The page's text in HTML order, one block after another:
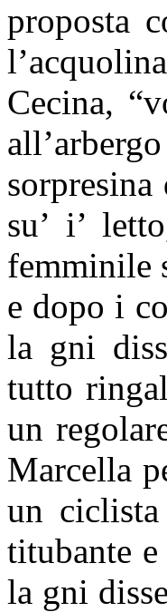
proposta
Cecina,
su’ i’
femminile
e dopo i
la gni
tutto
un
Marcella
un
titubante
la gni